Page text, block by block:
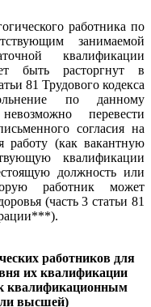
работника по
занимаемой
квалификации
быть расторгнут в
81 Трудового кодекса
по данному
перевести
согласия на
работу (как вакантную
квалификации
должность или
работник может
(часть 3 статьи 81
работников для
их квалификации
квалификационным
высшей)